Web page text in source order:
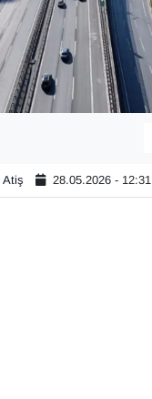
Atiş 28.05.2026 - 12:31